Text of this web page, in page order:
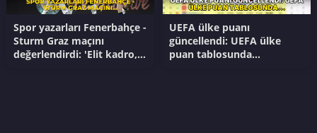
Spor yazarları Fenerbahçe -
Sturm Graz maçını
değerlendirdi: 'Elit kadro,
UEFA ülke puanı
güncellendi: UEFA ülke
puan tablosunda